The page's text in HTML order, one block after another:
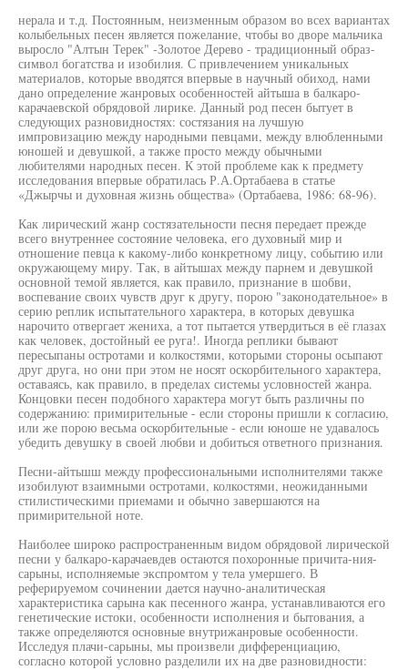
нерала и т.д. Постоянным, неизменным образом во всех вариантах
колыбельных песен является пожелание, чтобы во дворе мальчика
выросло "Алтын Терек" -Золотое Дерево - традиционный образ-
символ богатства и изобилия. С привлечением уникальных
материалов, которые вводятся впервые в научный обиход, нами
дано определение жанровых особенностей айтыша в балкаро-
карачаевской обрядовой лирике. Данный род песен бытует в
следующих разновидностях: состязания на лучшую
импровизацию между народными певцами, между влюбленными
юношей и девушкой, а также просто между обычными
любителями народных песен. К этой проблеме как к предмету
исследования впервые обратилась Р.А.Ортабаева в статье
«Джырчы и духовная жизнь общества» (Ортабаева, 1986: 68-96).
Как лирический жанр состязательности песня передает прежде
всего внутреннее состояние человека, его духовный мир и
отношение певца к какому-либо конкретному лицу, событию или
окружающему миру. Так, в айтышах между парнем и девушкой
основной темой является, как правило, признание в шобви,
воспевание своих чувств друг к другу, порою "законодательное» в
серию реплик испытательного характера, в которых девушка
нарочито отвергает жениха, а тот пытается утвердиться в её глазах
как человек, достойный ее руга!. Иногда реплики бывают
пересыпаны остротами и колкостями, которыми стороны осыпают
друг друга, но они при этом не носят оскорбительного характера,
оставаясь, как правило, в пределах системы условностей жанра.
Концовки песен подобного характера могут быть различны по
содержанию: примирительные - если стороны пришли к согласию,
или же порою весьма оскорбительные - если юноше не удавалось
убедить девушку в своей любви и добиться ответного признания.
Песни-айтьшш между профессиональными исполнителями также
изобилуют взаимными остротами, колкостями, неожиданными
стилистическими приемами и обычно завершаются на
примирительной ноте.
Наиболее широко распространенным видом обрядовой лирической
песни у балкаро-карачаевдев остаются похоронные причита-ния-
сарыны, исполняемые экспромтом у тела умершего. В
реферируемом сочинении дается научно-аналитическая
характеристика сарына как песенного жанра, устанавливаются его
генетические истоки, особенности исполнения и бытования, а
также определяются основные внутрижанровые особенности.
Исследуя плачи-сарыны, мы произвели дифференциацию,
согласно которой условно разделили их на две разновидности: